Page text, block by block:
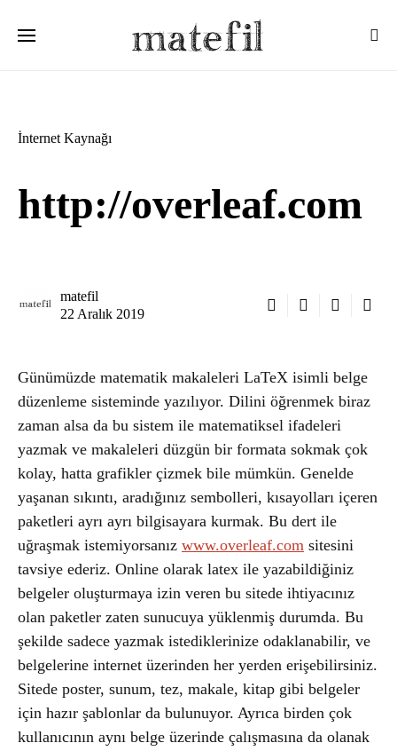
İnternet Kaynağı
http://overleaf.com
matefil
22 Aralık 2019
Günümüzde matematik makaleleri LaTeX isimli belge
düzenleme sisteminde yazılıyor. Dilini öğrenmek biraz
zaman alsa da bu sistem ile matematiksel ifadeleri
yazmak ve makaleleri düzgün bir formata sokmak çok
kolay, hatta grafikler çizmek bile mümkün. Genelde
yaşanan sıkıntı, aradığınız sembolleri, kısayolları içeren
paketleri ayrı ayrı bilgisayara kurmak. Bu dert ile
uğraşmak istemiyorsanız www.overleaf.com sitesini
tavsiye ederiz. Online olarak latex ile yazabildiğiniz
belgeler oluşturmaya izin veren bu sitede ihtiyacınız
olan paketler zaten sunucuya yüklenmiş durumda. Bu
şekilde sadece yazmak istediklerinize odaklanabilir, ve
belgelerine internet üzerinden her yerden erişebilirsiniz.
Sitede poster, sunum, tez, makale, kitap gibi belgeler
için hazır şablonlar da bulunuyor. Ayrıca birden çok
kullanıcının aynı belge üzerinde çalışmasına da olanak